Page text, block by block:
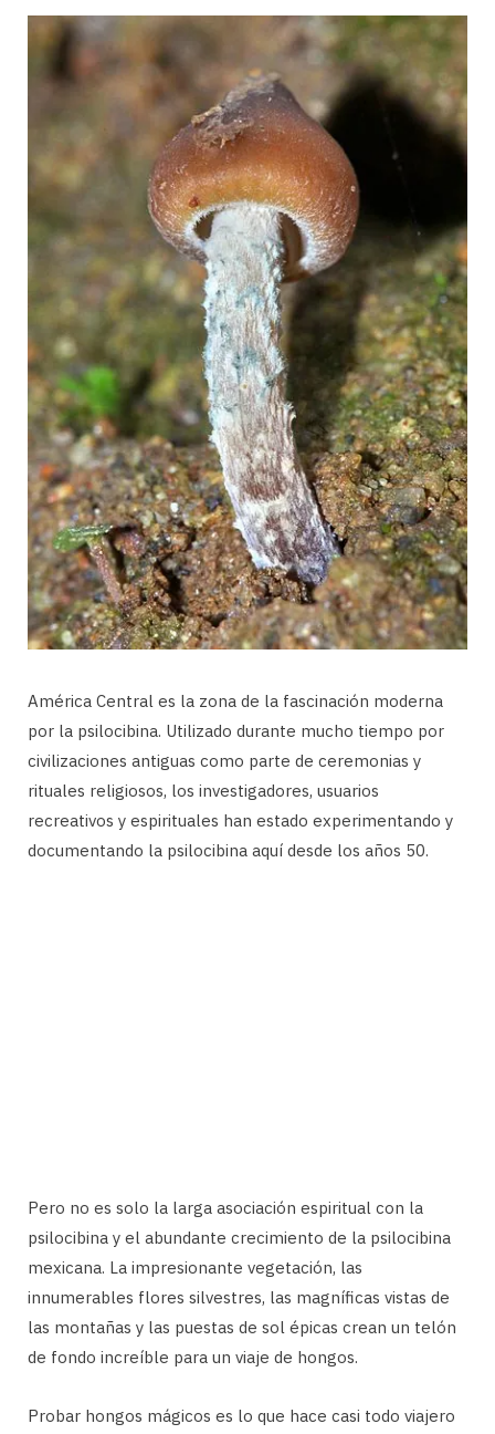
América Central es la zona de la fascinación moderna
por la psilocibina. Utilizado durante mucho tiempo por
civilizaciones antiguas como parte de ceremonias y
rituales religiosos, los investigadores, usuarios
recreativos y espirituales han estado experimentando y
documentando la psilocibina aquí desde los años 50.
Pero no es solo la larga asociación espiritual con la
psilocibina y el abundante crecimiento de la psilocibina
mexicana. La impresionante vegetación, las
innumerables flores silvestres, las magníficas vistas de
las montañas y las puestas de sol épicas crean un telón
de fondo increíble para un viaje de hongos.
Probar hongos mágicos es lo que hace casi todo viajero